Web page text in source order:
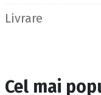
Livrare
Cel mai